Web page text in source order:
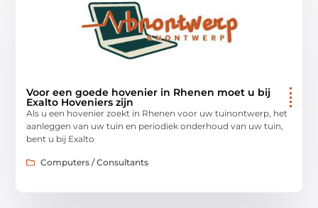
Voor een goede hovenier in Rhenen moet u bij
Exalto Hoveniers zijn
Als u een hovenier zoekt in Rhenen voor uw tuinontwerp, het
aanleggen van uw tuin en periodiek onderhoud van uw tuin,
bent u bij Exalto
Computers / Consultants